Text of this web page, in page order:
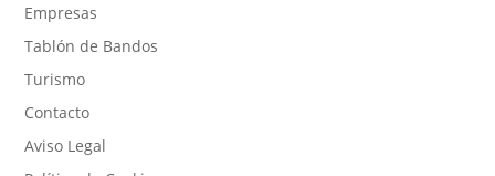
Empresas
Tablón de Bandos
Turismo
Contacto
Aviso Legal